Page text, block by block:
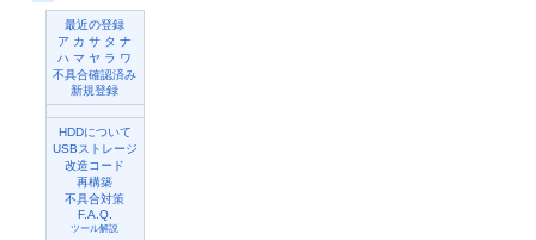
最近の登録
ア カ サ タ ナ
ハ マ ヤ ラ ワ
不具合確認済み
新規登録
HDDについて
USBストレージ
改造コード
再構築
不具合対策
F.A.Q.
ツール解説